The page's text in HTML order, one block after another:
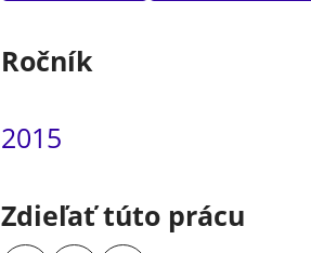
Ročník
2015
Zdieľať túto prácu